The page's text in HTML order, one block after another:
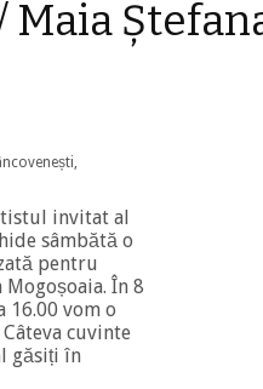
Maia
invitat al
sâmbătă o
pentru
În 8
16.00 vom o
cuvinte
găsiți în